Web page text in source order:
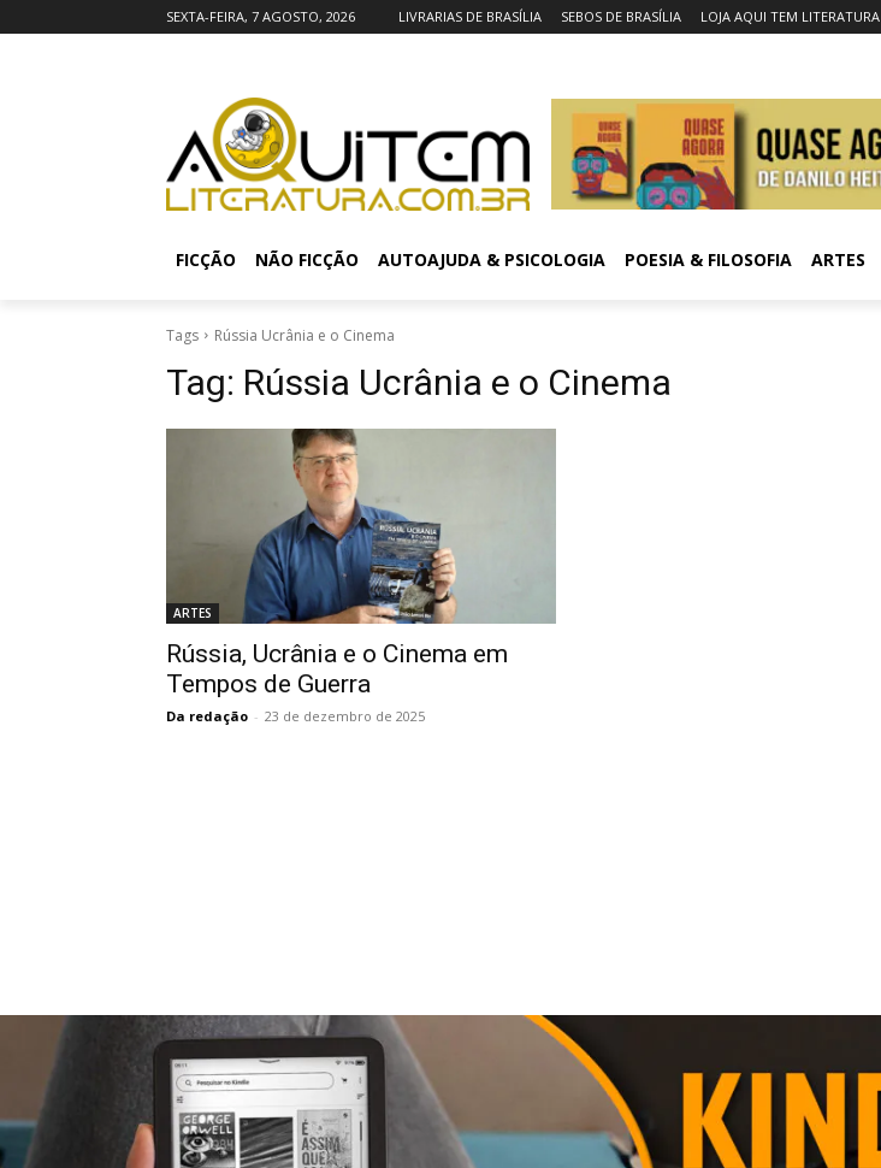
SEXTA-FEIRA, 7 AGOSTO, 2026 LIVRARIAS DE BRASÍLIA SEBOS DE BRASÍLIA LOJA AQUI TEM LITERATURA
FICÇÃO NÃO FICÇÃO AUTOAJUDA & PSICOLOGIA POESIA & FILOSOFIA ARTES
Tags Rússia Ucrânia e o Cinema
Tag: Rússia Ucrânia e o Cinema
ARTES
Rússia, Ucrânia e o Cinema em
Tempos de Guerra
Da redação - 23 de dezembro de 2025